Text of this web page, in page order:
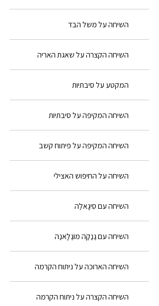
השיחה על משל הבד
השיחה הקצרה על שאגת האריה
המקטע על סיבתיות
השיחה המקיפה על סיבתיות
השיחה המקיפה על פיתוח קשב
השיחה על החיפוש האצילי
השיחה עם סִיגָאלַה
השיחה עם גַנַקַה מוֹגַלָאנַה
השיחה הארוכה על ניתוח הקרמה
השיחה הקצרה על ניתוח הקרמה